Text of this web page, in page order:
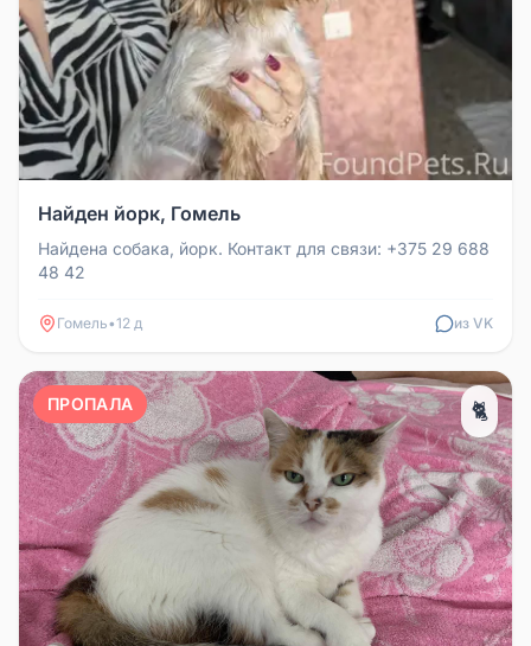
Найден йорк, Гомель
Найдена собака, йорк. Контакт для связи: +375 29 688
48 42
Гомель•12 д из VK
ПРОПАЛА 🐈